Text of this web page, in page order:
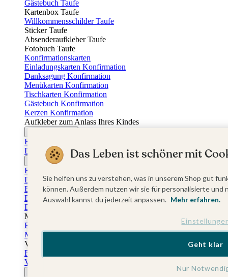
Gästebuch Taufe
Kartenbox Taufe
Willkommensschilder Taufe
Sticker Taufe
Absenderaufkleber Taufe
Fotobuch Taufe
Konfirmationskarten
Einladungskarten Konfirmation
Danksagung Konfirmation
Menükarten Konfirmation
Tischkarten Konfirmation
Gästebuch Konfirmation
Kerzen Konfirmation
Aufkleber zum Anlass Ihres Kindes
Einladungskarten Firmung
Dankeskarten Firmung
Jugendweihekarten
Einladungskarten Jugendweihe
Dankeskarten Jugendweihe
Einschulungskarten
Einladungskarten Einschulung
Danksagung Einschulung
Muttertag
Fotogeschenke Muttertag
Muttertagskarten
Vatertag
Fotogeschenke Vatertag
Vatertagskarten
Das Leben ist schöner mit
Sie helfen uns zu verstehen, was in unserem Shop gut
können. Außerdem nutzen wir sie für personalisierte
Auswahl kannst du jederzeit anpassen. Mehr erfahren.
Nur
Geht klar